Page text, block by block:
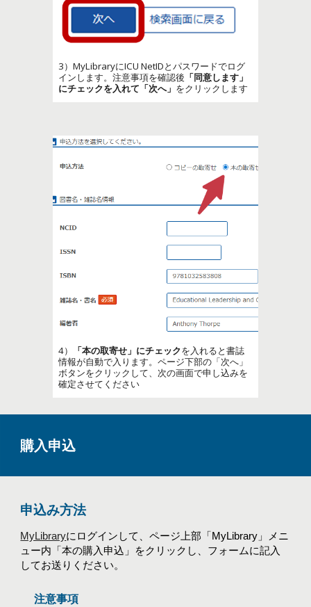
3）MyLibraryにICU NetIDとパスワードでログ
インします。注意事項を確認後 「同意します」
にチェックを入れて「次へ」 をクリックします
4） 「本の取寄せ」にチェックを入れると書誌
情報が自動で入ります。ページ下部の「次へ」
ボタンをクリックして、次の画面で申し込みを
確定させてください
購入申込
申込み方法
MyLibraryにログインして、ページ上部「MyLibrary」メニ
ュー内「本の購入申込 」をクリックし、フォームに記入
してお送りください。
注意事項